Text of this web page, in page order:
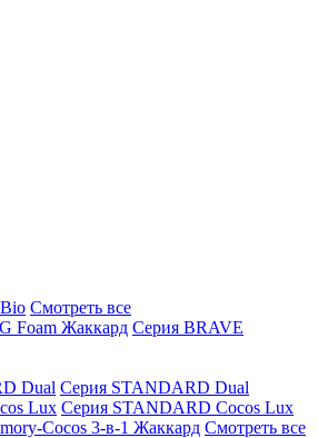
Смотреть все
Foam Жаккард Серия BRAVE
Dual Серия STANDARD Dual
Lux Серия STANDARD Cocos Lux
Cocos 3-в-1 Жаккард Смотреть все